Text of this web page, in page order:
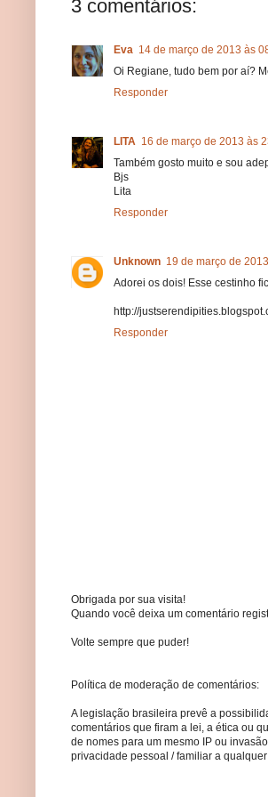
3 comentários:
Eva 14 de março de 2013 às
Oi Regiane, tudo bem por aí?
Responder
LITA 16 de março de 2013 às
Também gosto muito e sou
Bjs
Lita
Responder
Unknown 19 de março de
Adorei os dois! Esse cestinho
http://
Responder
Obrigada por sua visita!
Quando você deixa um comentário
Volte sempre que puder!
Política de moderação de comentários:
A legislação brasileira prevê a
comentários que firam a lei, a ética ou
de nomes para um mesmo IP ou
privacidade pessoal / familiar a